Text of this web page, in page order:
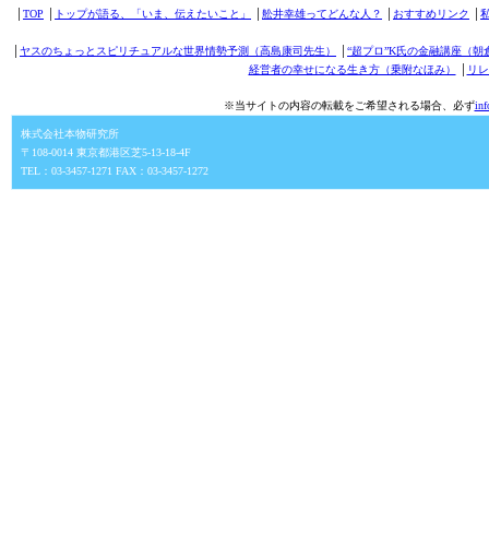
TOP トップが語る、「いま、伝えたいこと」 舩井幸雄ってどんな人？ おすすめリンク
ヤスのちょっとスピリチュアルな世界情勢予測（高島康司先生）
“超プロ”K氏の金融講座（朝
経営者の幸せになる生き方（乗附なほみ）
リ
※当サイトの内容の転載をご希望される場合、必ず
株式会社本物研究所
〒108-0014 東京都港区芝5-13-18-4F
TEL：03-3457-1271 FAX：03-3457-1272